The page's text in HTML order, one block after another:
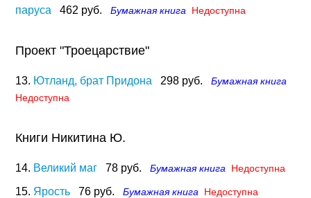
паруса
462 руб. Бумажная книга Недоступна
Проект "Троецарствие"
13. Ютланд, брат Придона 298 руб.
Бумажная книга
Недоступна
Книги Никитина Ю.
14. Великий маг 78 руб. Бумажная книга Недоступна
15. Ярость 76 руб. Бумажная книга Недоступна